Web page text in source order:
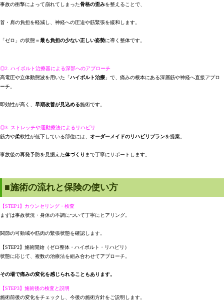
事故の衝撃によって崩れてしまった骨格の歪みを整えることで、
首・肩の負担を軽減し、神経への圧迫や筋緊張を緩和します。
「ゼロ」の状態＝最も負担の少ない正しい姿勢に導く整体です。
◎2. ハイボルト治療器による深部へのアプローチ
高電圧や立体動態波を用いた「ハイボルト治療 」で、痛みの根本にある深層筋や神経へ直接アプロ
ーチ。
即効性が高く、 早期改善が見込める施術です。
◎3. ストレッチや運動療法によるリハビリ
筋力や柔軟性が低下している部位には、 オーダーメイドのリハビリプランを提案。
事故後の再発予防を見据えた体づくり まで丁寧にサポートします。
■施術の流れと保険の使い方
【STEP1】カウンセリング・検査
まずは事故状況・身体の不調について丁寧にヒアリング。
関節の可動域や筋肉の緊張状態を確認します。
【STEP2】施術開始（ゼロ整体・ハイボルト・リハビリ）
状態に応じて、複数の治療法を組み合わせてアプローチ。
その場で痛みの変化を感じられることもあります。
【STEP3】施術後の検査と説明
施術前後の変化をチェックし、今後の施術方針をご説明します。